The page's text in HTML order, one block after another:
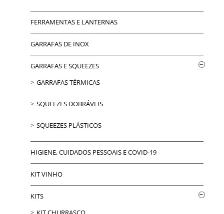
FERRAMENTAS E LANTERNAS
GARRAFAS DE INOX
GARRAFAS E SQUEEZES
GARRAFAS TÉRMICAS
SQUEEZES DOBRÁVEIS
SQUEEZES PLÁSTICOS
HIGIENE, CUIDADOS PESSOAIS E COVID-19
KIT VINHO
KITS